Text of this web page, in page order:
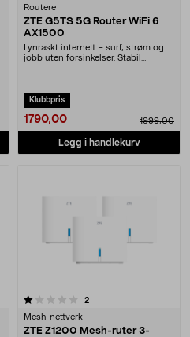
Routere
ZTE G5TS 5G Router WiFi 6
AX1500
Lynraskt internett – surf, strøm og
jobb uten forsinkelser. Stabil
Klubbpris
1790,00 1999,00
Legg i handlekurv
2anmeldelser
Mesh-nettverk
ZTE Z1200 Mesh-ruter 3-